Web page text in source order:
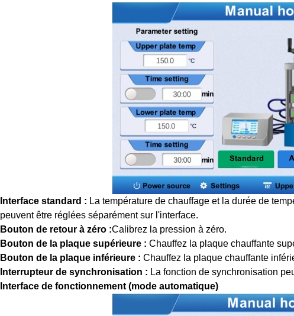
Interface standard : La température de chauffage et la durée de
peuvent être réglées séparément sur l'interface.
Bouton de retour à zéro :Calibrez la pression à zéro.
Bouton de la plaque supérieure : Chauffez la plaque chauffante
Bouton de la plaque inférieure : Chauffez la plaque chauffante
Interrupteur de synchronisation : La fonction de synchronisation
Interface de fonctionnement (mode automatique)